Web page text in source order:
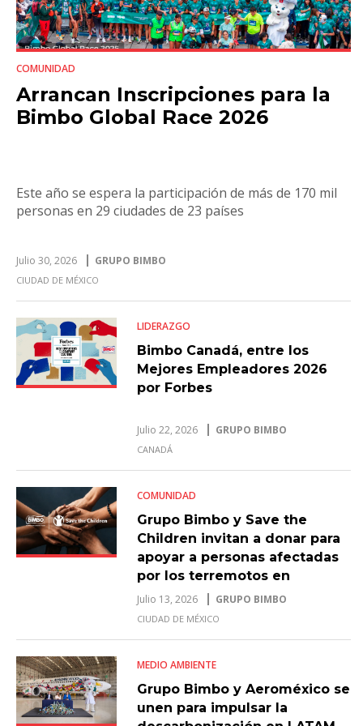
COMUNIDAD
Arrancan Inscripciones para la
Bimbo Global Race 2026
Este año se espera la participación de más de 170 mil
personas en 29 ciudades de 23 países
Julio 30, 2026 GRUPO BIMBO
CIUDAD DE MÉXICO
LIDERAZGO
Bimbo Canadá, entre los
Mejores Empleadores 2026
por Forbes
Julio 22, 2026 GRUPO BIMBO
CANADÁ
COMUNIDAD
Grupo Bimbo y Save the
Children invitan a donar para
apoyar a personas afectadas
por los terremotos en
Venezuela
Julio 13, 2026 GRUPO BIMBO
CIUDAD DE MÉXICO
MEDIO AMBIENTE
Grupo Bimbo y Aeroméxico se
unen para impulsar la